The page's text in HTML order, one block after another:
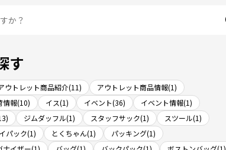
す
ウトレット商品紹介(11)
アウトレット商品情報(1)
情報(10)
イス(1) イベント(36)
イベント情報(1)
ジムダッフル(1) スタッフサック(1)
スツール(1)
パック(1) とくちゃん(1)
パッキング(1)